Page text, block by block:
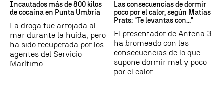
Incautados más de 800 kilos
de cocaína en Punta Umbría
La droga fue arrojada al
mar durante la huida, pero
ha sido recuperada por los
agentes del Servicio
Marítimo
Las consecuencias de dormir
poco por el calor, según Matías
Prats: "Te levantas con..."
El presentador de Antena 3
ha bromeado con las
consecuencias de lo que
supone dormir mal y poco
por el calor.